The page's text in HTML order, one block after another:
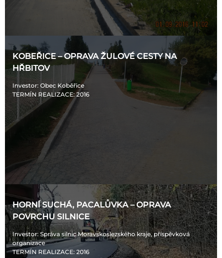
KOBEŘICE – OPRAVA ŽULOVÉ CESTY NA
HŘBITOV
Investor: Obec Koběřice
TERMÍN REALIZACE: 2016
HORNÍ SUCHÁ, PACALŮVKA – OPRAVA
POVRCHU SILNICE
Investor: Správa silnic Moravskoslezského kraje, příspěvková
organizace
TERMÍN REALIZACE: 2016